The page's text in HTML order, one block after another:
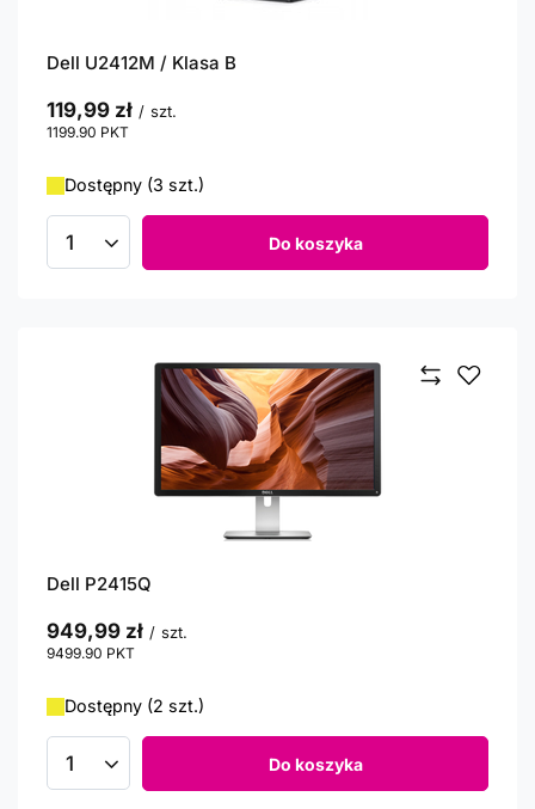
Dell U2412M / Klasa B
119,99 zł / szt.
1199.90 PKT
Dostępny (3 szt.)
Ilość produktów Do koszyka
Dell P2415Q
949,99 zł / szt.
9499.90 PKT
Dostępny (2 szt.)
Ilość produktów Do koszyka